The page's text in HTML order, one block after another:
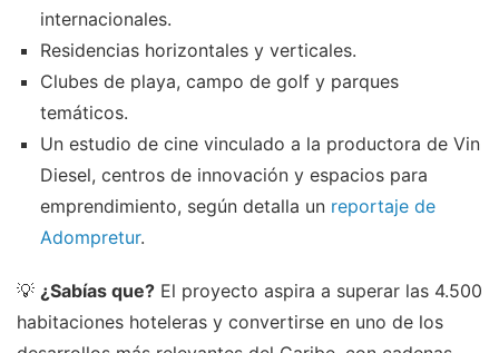
internacionales.
Residencias horizontales y verticales.
Clubes de playa, campo de golf y parques
temáticos.
Un estudio de cine vinculado a la productora de Vin
Diesel, centros de innovación y espacios para
emprendimiento, según detalla un reportaje de
Adompretur.
💡 ¿Sabías que? El proyecto aspira a superar las 4.500
habitaciones hoteleras y convertirse en uno de los